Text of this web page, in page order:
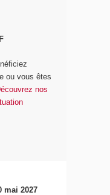
ou vous êtes
nos
mai 2027